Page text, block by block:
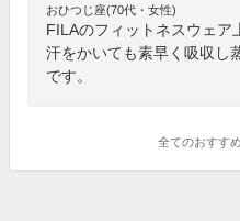
おひつじ座(70代・女性)
FILAのフィットネスウェア
汗をかいても素早く吸収し
です。
全てのおすす